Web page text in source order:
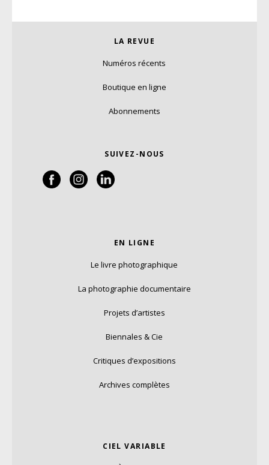
LA REVUE
Numéros récents
Boutique en ligne
Abonnements
SUIVEZ-NOUS
EN LIGNE
Le livre photographique
La photographie documentaire
Projets d’artistes
Biennales & Cie
Critiques d’expositions
Archives complètes
CIEL VARIABLE